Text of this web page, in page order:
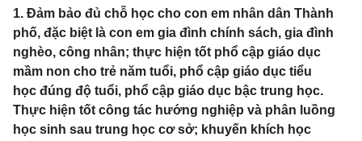
1. Đảm bảo đủ chỗ học cho con em nhân dân Thành
phố, đặc biệt là con em gia đình chính sách, gia đình
nghèo, công nhân; thực hiện tốt phổ cập giáo dục
mầm non cho trẻ năm tuổi, phổ cập giáo dục tiểu
học đúng độ tuổi, phổ cập giáo dục bậc trung học.
Thực hiện tốt công tác hướng nghiệp và phân luồng
học sinh sau trung học cơ sở; khuyến khích học